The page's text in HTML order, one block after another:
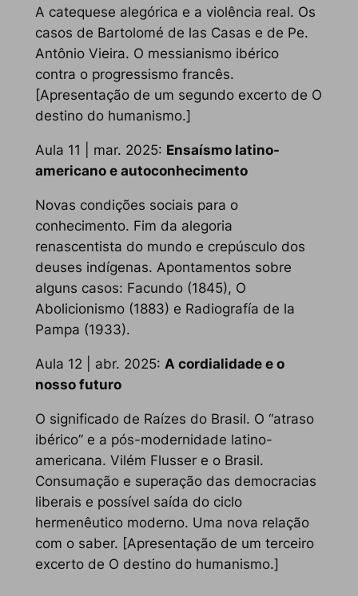
A catequese alegórica e a violência real. Os
casos de Bartolomé de las Casas e de Pe.
Antônio Vieira. O messianismo ibérico
contra o progressismo francês.
[Apresentação de um segundo excerto de O
destino do humanismo.]
Aula 11 | mar. 2025: Ensaísmo latino-
americano e autoconhecimento
Novas condições sociais para o
conhecimento. Fim da alegoria
renascentista do mundo e crepúsculo dos
deuses indígenas. Apontamentos sobre
alguns casos: Facundo(1845), O
Abolicionismo(1883) e Radiografía de la
Pampa (1933).
Aula 12 | abr. 2025: A cordialidade e o
nosso futuro
O significado de Raízes do Brasil. O “atraso
ibérico” e a pós-modernidade latino-
americana. Vilém Flusser e o Brasil.
Consumação e superação das democracias
liberais e possível saída do ciclo
hermenêutico moderno. Uma nova relação
com o saber. [Apresentação de um terceiro
excerto de O destino do humanismo.]